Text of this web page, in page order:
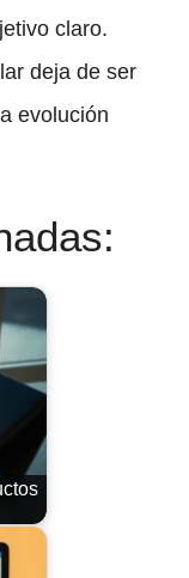
claro.
deja de ser
evolución